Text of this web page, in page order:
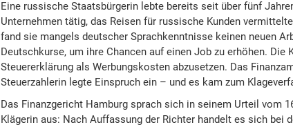
Eine russische Staatsbürgerin lebte bereits seit über fünf
Unternehmen tätig, das Reisen für russische Kunden
fand sie mangels deutscher Sprachkenntnisse keinen neuen
Deutschkurse, um ihre Chancen auf einen Job zu erhöhen. Die
Steuererklärung als Werbungskosten abzusetzen. Das
Steuerzahlerin legte Einspruch ein – und es kam zum
Das Finanzgericht Hamburg sprach sich in seinem Urteil vom
Klägerin aus: Nach Auffassung der Richter handelt es sich bei